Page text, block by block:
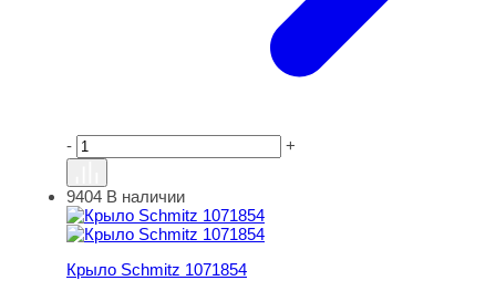
- +
Крыло Schmitz 1071854
9404 В наличии
Крыло Schmitz 1071854